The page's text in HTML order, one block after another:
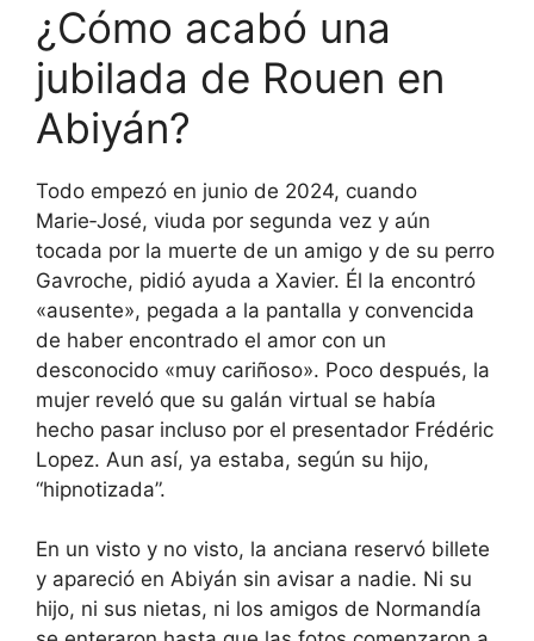
¿Cómo acabó una
jubilada de Rouen en
Abiyán?
Todo empezó en junio de 2024, cuando
Marie‑José, viuda por segunda vez y aún
tocada por la muerte de un amigo y de su perro
Gavroche, pidió ayuda a Xavier. Él la encontró
«ausente», pegada a la pantalla y convencida
de haber encontrado el amor con un
desconocido «muy cariñoso». Poco después, la
mujer reveló que su galán virtual se había
hecho pasar incluso por el presentador Frédéric
Lopez. Aun así, ya estaba, según su hijo,
“hipnotizada”.
En un visto y no visto, la anciana reservó billete
y apareció en Abiyán sin avisar a nadie. Ni su
hijo, ni sus nietas, ni los amigos de Normandía